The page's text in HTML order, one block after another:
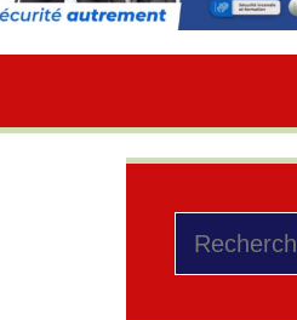
Rechercher